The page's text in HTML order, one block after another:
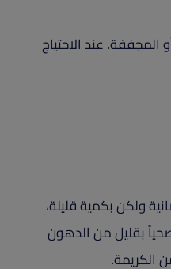
المجففة. عند الاحتياج
ولكن بكمية قليلة،
بقليل من الدهون
الكريمة.